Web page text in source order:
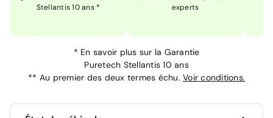
Stellantis 10 ans *
experts
* En savoir plus sur la Garantie
Puretech Stellantis 10 ans
** Au premier des deux termes échu. Voir conditions.